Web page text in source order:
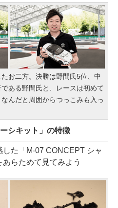
お二方。決勝は野間氏5位、中
ある野間氏と、レースは初めて
んだと周囲からつっこみも入っ
シキット」の特徴
た「M-07 CONCEPT シャ
らためて見てみよう